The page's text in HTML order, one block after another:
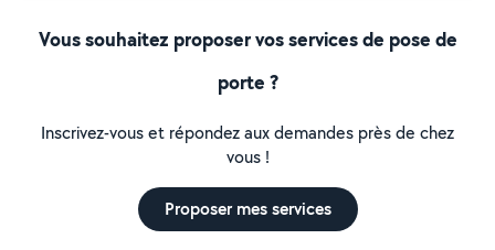
Vous souhaitez proposer vos services de pose de
porte ?
Inscrivez-vous et répondez aux demandes près de chez
vous !
Proposer mes services